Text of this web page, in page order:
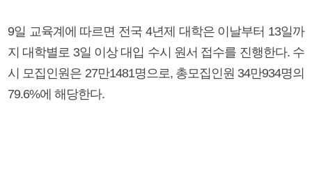
9일 교육계에 따르면 전국 4년제 대학은 이날부터 13일까
지 대학별로 3일 이상 대입 수시 원서 접수를 진행한다. 수
시 모집인원은 27만1481명으로, 총모집인원 34만934명의
79.6%에 해당한다.